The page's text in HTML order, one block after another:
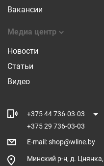
Вакансии
Медиа центр
Новости
Статьи
Видео
+375 44 736-03-03
+375 29 736-03-03
E-mail :shop@wline.by
Минский р-н, д.